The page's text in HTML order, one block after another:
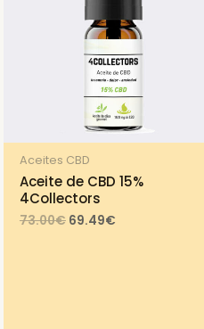
Aceites CBD
Aceite de CBD 15%
4Collectors
73.00€ Original
69.49€Current